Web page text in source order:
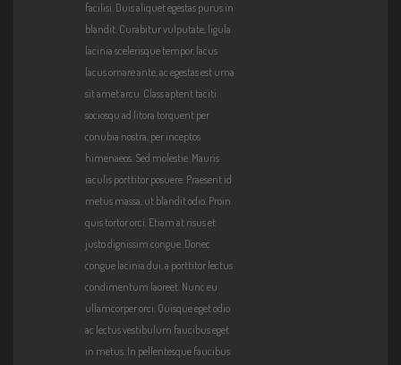
facilisi. Duis aliquet egestas purus in
blandit. Curabitur vulputate, ligula
lacinia scelerisque tempor, lacus
lacus ornare ante, ac egestas est urna
sit amet arcu. Class aptent taciti
sociosqu ad litora torquent per
conubia nostra, per inceptos
himenaeos. Sed molestie. Mauris
iaculis porttitor posuere. Praesent id
metus massa, ut blandit odio. Proin
quis tortor orci. Etiam at risus et
justo dignissim congue. Donec
congue lacinia dui, a porttitor lectus
condimentum laoreet. Nunc eu
ullamcorper orci. Quisque eget odio
ac lectus vestibulum faucibus eget
in metus. In pellentesque faucibus